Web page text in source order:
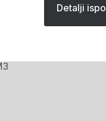
Detalji